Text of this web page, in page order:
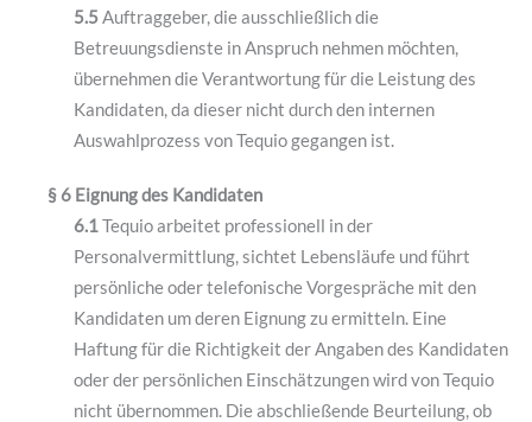
5.5Auftraggeber, die ausschließlich die
Betreuungsdienste in Anspruch nehmen möchten,
übernehmen die Verantwortung für die Leistung des
Kandidaten, da dieser nicht durch den internen
Auswahlprozess von Tequio gegangen ist.
§ 6 Eignung des Kandidaten
6.1Tequio arbeitet professionell in der
Personalvermittlung, sichtet Lebensläufe und führt
persönliche oder telefonische Vorgespräche mit den
Kandidaten um deren Eignung zu ermitteln. Eine
Haftung für die Richtigkeit der Angaben des Kandidaten
oder der persönlichen Einschätzungen wird von Tequio
nicht übernommen. Die abschließende Beurteilung, ob